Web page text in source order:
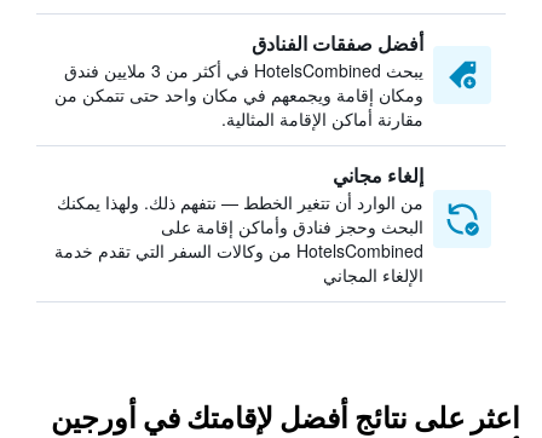
أفضل صفقات الفنادق
يبحث HotelsCombined في أكثر من 3 ملايين فندق
ومكان إقامة ويجمعهم في مكان واحد حتى تتمكن من
مقارنة أماكن الإقامة المثالية.
إلغاء مجاني
من الوارد أن تتغير الخطط — نتفهم ذلك. ولهذا يمكنك
البحث وحجز فنادق وأماكن إقامة على
HotelsCombined من وكالات السفر التي تقدم خدمة
الإلغاء المجاني
اعثر على نتائج أفضل لإقامتك في أورجين